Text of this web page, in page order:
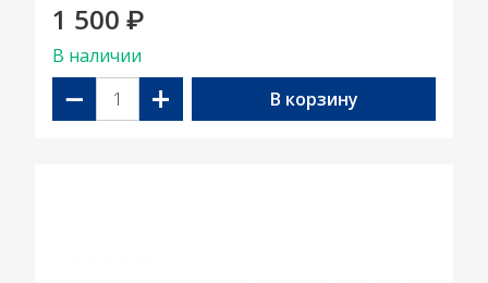
1 500 ₽
В наличии
− + В корзину